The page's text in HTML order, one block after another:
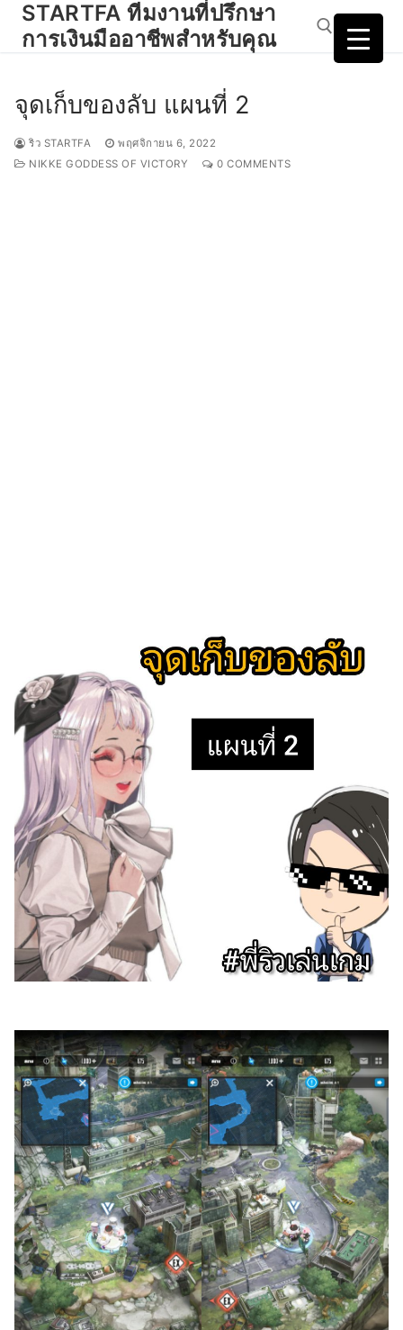
SkipSTARTFA ทีมงานที่ปรึกษา
การเงินมืออาชีพสำหรับคุณ
Search for:
จุดเก็บของลับ แผนที่ 2
ริว STARTFA
พฤศจิกายน 6, 2022
NIKKE GODDESS OF VICTORY
0 COMMENTS